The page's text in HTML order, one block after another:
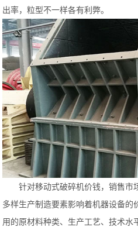
出率，粒型不一样各有利弊。
针对移动式破碎机价钱，销售市
多样生产制造要素影响着机器设备的
用的原材料种类、生产工艺、技术水